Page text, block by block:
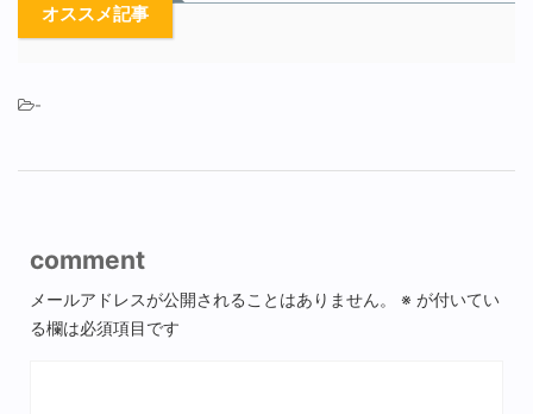
オススメ記事
-
comment
メールアドレスが公開されることはありません。 ※ が付いてい
る欄は必須項目です